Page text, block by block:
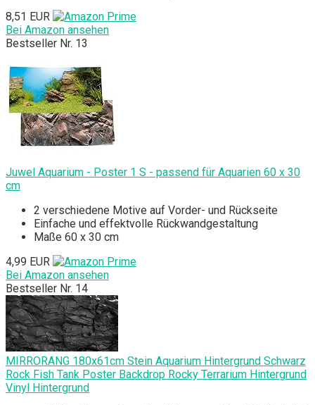
8,51 EUR
Bei Amazon ansehen
Bestseller Nr. 13
Juwel Aquarium - Poster 1 S - passend für Aquarien 60 x 30
cm
2 verschiedene Motive auf Vorder- und Rückseite
Einfache und effektvolle Rückwandgestaltung
Maße 60 x 30 cm
4,99 EUR
Bei Amazon ansehen
Bestseller Nr. 14
MIRRORANG 180x61cm Stein Aquarium Hintergrund Schwarz
Rock Fish Tank Poster Backdrop Rocky Terrarium Hintergrund
Vinyl Hintergrund